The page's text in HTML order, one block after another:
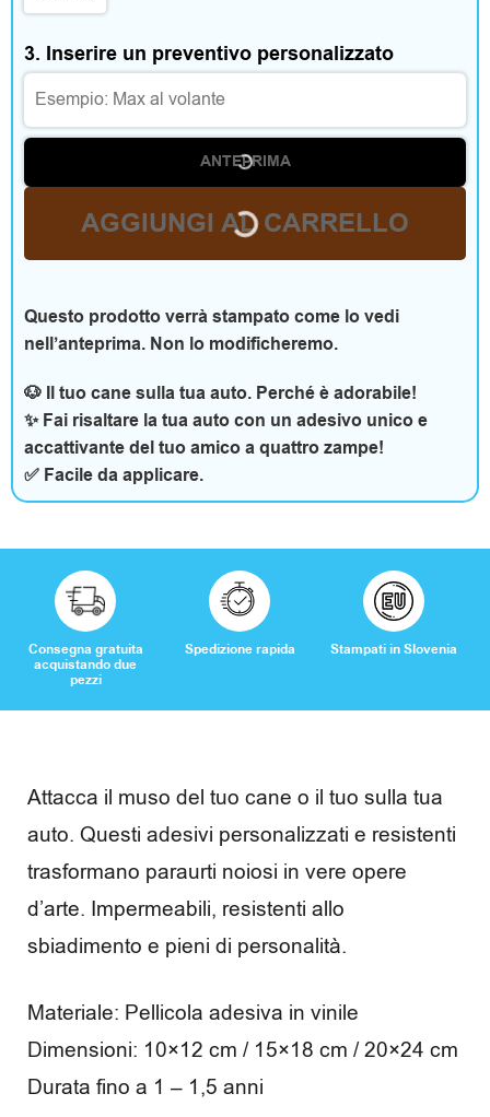
n
t
e
c
s
s
o
r
i
C
s
a
e
t
e
m
p
o
3. Inserire un preventivo personalizzato
ANTEPRIMA
AGGIUNGI AL CARRELLO
Questo prodotto verrà stampato come lo vedi
nell’anteprima. Non lo modificheremo.
🐶 Il tuo cane sulla tua auto. Perché è adorabile!
✨ Fai risaltare la tua auto con un adesivo unico e
accattivante del tuo amico a quattro zampe!
✅ Facile da applicare.
Consegna gratuita
acquistando due
pezzi
Spedizione rapida Stampati in Slovenia
Attacca il muso del tuo cane o il tuo sulla tua
auto. Questi adesivi personalizzati e resistenti
trasformano paraurti noiosi in vere opere
d’arte. Impermeabili, resistenti allo
sbiadimento e pieni di personalità.
Materiale: Pellicola adesiva in vinile
Dimensioni: 10×12 cm / 15×18 cm / 20×24 cm
Durata fino a 1 – 1,5 anni